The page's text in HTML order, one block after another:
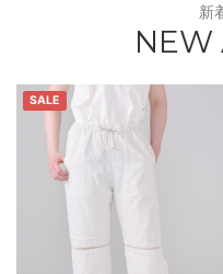
新
NEW
SALE